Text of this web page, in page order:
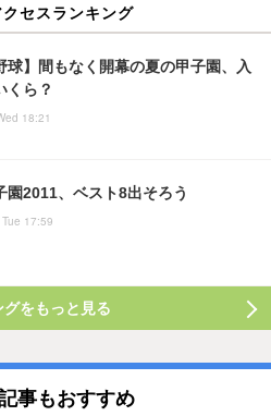
クセスランキング
球】間もなく開幕の夏の甲子園、入
くら？
18:21
園2011、ベスト8出そろう
17:59
グをもっと見る
事もおすすめ